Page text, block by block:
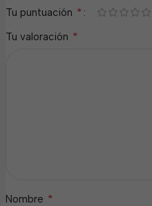
Tu puntuación *
Tu valoración *
Nombre *